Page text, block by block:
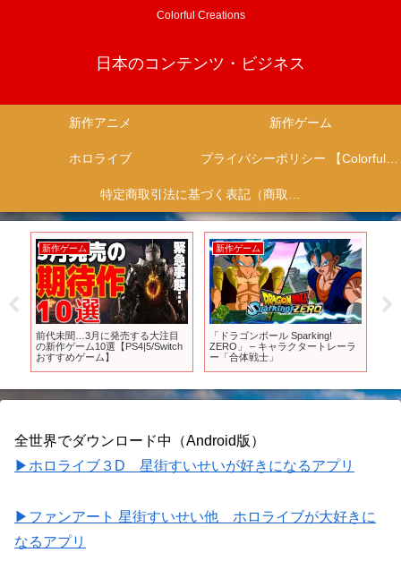
Colorful Creations
日本のコンテンツ・ビジネス
新作アニメ 新作ゲーム
ホロライブ プライバシーポリシー 【Colorful Creation】
特定商取引法に基づく表記（商取引に関する開示）
新作ゲーム
前代未聞…3月に発売する大注目
の新作ゲーム10選【PS4|5/Switch
おすすめゲーム】
新作ゲーム
「ドラゴンボール Sparking!
ZERO」 – キャラクタートレーラ
ー「合体戦士」
全世界でダウンロード中（Android版）
▶ホロライブ３D 星街すいせいが好きになるアプリ
▶ファンアート 星街すいせい他 ホロライブが大好きに
なるアプリ